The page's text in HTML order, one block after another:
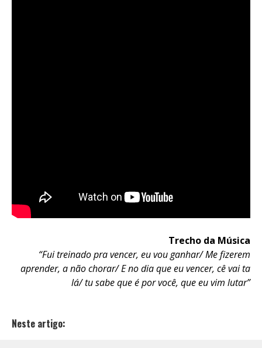
Trecho da Música
“Fui treinado pra vencer, eu vou ganhar/ Me fizerem
aprender, a não chorar/ E no dia que eu vencer, cê vai ta
lá/ tu sabe que é por você, que eu vim lutar”
Neste artigo: